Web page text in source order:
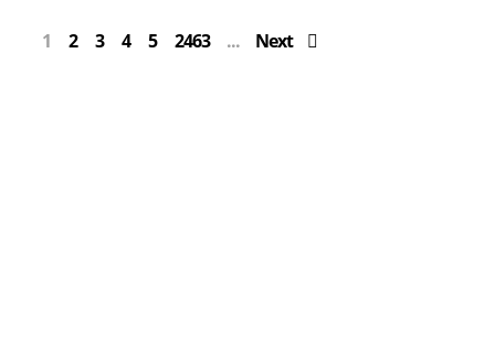
1 2 3 4 5 2463 Next